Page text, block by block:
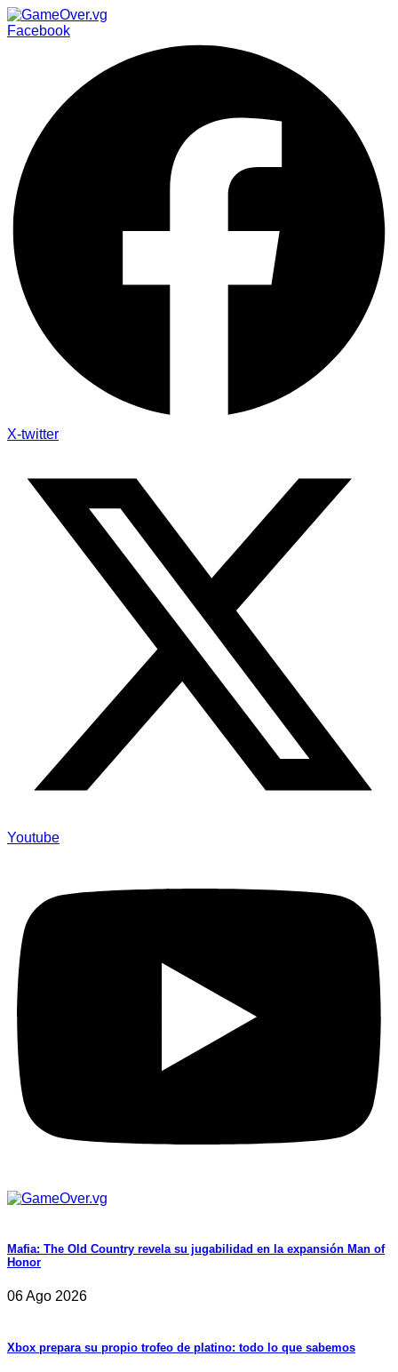
Facebook
X-twitter
Youtube
Mafia: The Old Country revela su jugabilidad en la expansión Man of
Honor
06 Ago 2026
Xbox prepara su propio trofeo de platino: todo lo que sabemos